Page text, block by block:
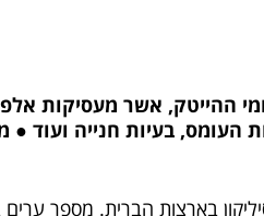
ההייטק, אשר מעסיקות
העומס, בעיות חנייה ועוד ●
בארצות הברית. מספר